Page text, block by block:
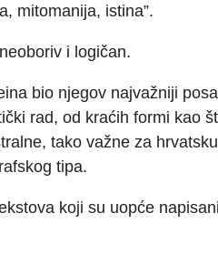
mitomanija, istina”.
i logičan.
bio njegov najvažniji
rad, od kraćih formi kao
tako važne za
tipa.
koji su uopće